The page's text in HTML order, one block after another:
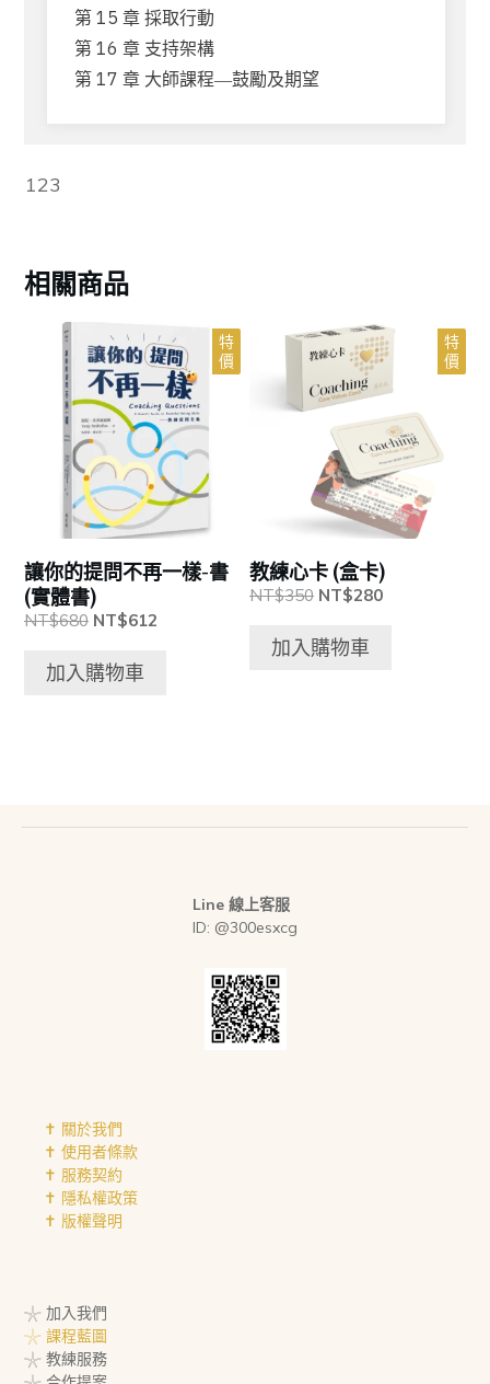
第 15 章 採取行動
第 16 章 支持架構
第 17 章 大師課程―鼓勵及期望
123
相關商品
特
價
讓你的提問不再一樣-書
(實體書)
NT$680 原
價
格：
NT$612
加入購物車
特
價
教練心卡 (盒卡)
NT$350 原
價
格：
NT$280目
加入購物車
Line 線上客服
ID: @300esxcg
✝︎ 關於我們
✝︎ 使用者條款
✝︎ 服務契約
✝︎ 隱私權政策
✝︎ 版權聲明
𓇼 加入我們
𓇼 課程藍圖
𓇼 教練服務